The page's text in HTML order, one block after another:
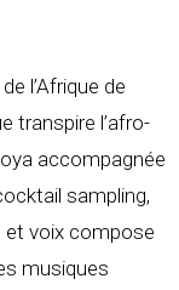
l’Afrique de
transpire l’afro-
accompagnée
sampling,
et voix compose
musiques